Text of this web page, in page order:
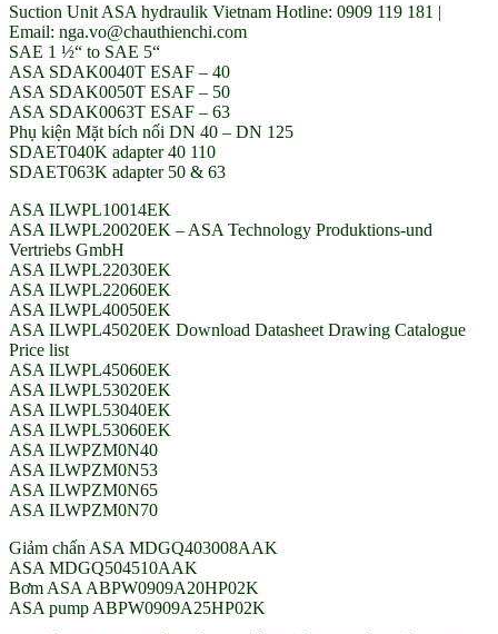
Suction Unit ASA hydraulik Vietnam Hotline: 0909 119 181 |
Email: nga.vo@chauthienchi.com
SAE 1 ½“ to SAE 5“
ASA SDAK0040T ESAF – 40
ASA SDAK0050T ESAF – 50
ASA SDAK0063T ESAF – 63
Phụ kiện Mặt bích nối DN 40 – DN 125
SDAET040K adapter 40 110
SDAET063K adapter 50 & 63
ASA ILWPL10014EK
ASA ILWPL20020EK – ASA Technology Produktions-und
Vertriebs GmbH
ASA ILWPL22030EK
ASA ILWPL22060EK
ASA ILWPL40050EK
ASA ILWPL45020EK Download Datasheet Drawing Catalogue
Price list
ASA ILWPL45060EK
ASA ILWPL53020EK
ASA ILWPL53040EK
ASA ILWPL53060EK
ASA ILWPZM0N40
ASA ILWPZM0N53
ASA ILWPZM0N65
ASA ILWPZM0N70
Giảm chấn ASA MDGQ403008AAK
ASA MDGQ504510AAK
Bơm ASA ABPW0909A20HP02K
ASA pump ABPW0909A25HP02K